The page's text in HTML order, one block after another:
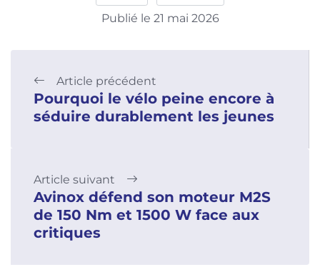
Publié le 21 mai 2026
Article précédent
Pourquoi le vélo peine encore à
séduire durablement les jeunes
Article suivant
Avinox défend son moteur M2S
de 150 Nm et 1500 W face aux
critiques